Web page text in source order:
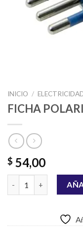
INICIO /
FICHA
$ 54,00
FICHA POLARIZ